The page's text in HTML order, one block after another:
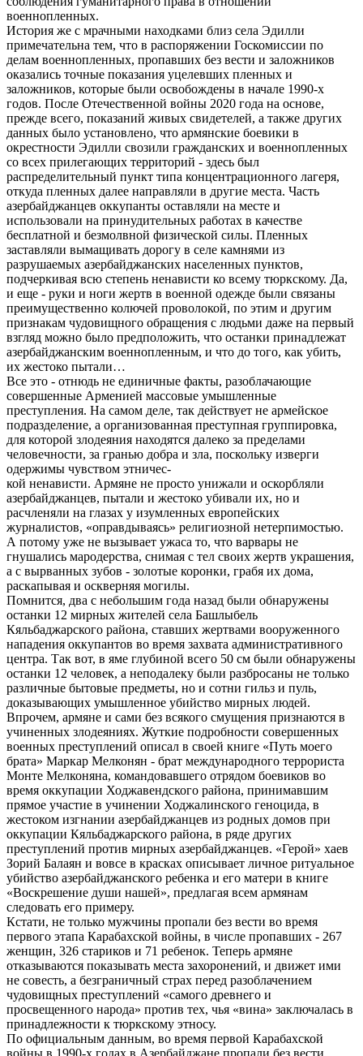
военнопленных.
История же с мрачными находками близ села Эдилли
примечательна тем, что в распоряжении Госкомиссии по
делам военнопленных, пропавших без вести и заложников
оказались точные показания уцелевших пленных и
заложников, которые были освобождены в начале 1990-х
годов. После Отечественной войны 2020 года на основе,
прежде всего, показаний живых свидетелей, а также других
данных было установлено, что армянские боевики в
окрестности Эдилли свозили гражданских и военнопленных
со всех прилегающих территорий - здесь был
распределительный пункт типа концентрационного лагеря,
откуда пленных далее направляли в другие места. Часть
азербайджанцев оккупанты оставляли на месте и
использовали на принудительных работах в качестве
бесплатной и безмолвной физической силы. Пленных
заставляли вымащивать дорогу в селе камнями из
разрушаемых азербайджанских населенных пунктов,
подчеркивая всю степень ненависти ко всему тюркскому. Да,
и еще - руки и ноги жертв в военной одежде были связаны
преимущественно колючей проволокой, по этим и другим
признакам чудовищного обращения с людьми даже на первый
взгляд можно было предположить, что останки принадлежат
азербайджанским военнопленным, и что до того, как убить,
их жестоко пытали…
Все это - отнюдь не единичные факты, разоблачающие
совершенные Арменией массовые умышленные
преступления. На самом деле, так действует не армейское
подразделение, а организованная преступная группировка,
для которой злодеяния находятся далеко за пределами
человечности, за гранью добра и зла, поскольку изверги
одержимы чувством этничес-
кой ненависти. Армяне не просто унижали и оскорбляли
азербайджанцев, пытали и жестоко убивали их, но и
расчленяли на глазах у изумленных европейских
журналистов, «оправдываясь» религиозной нетерпимостью.
А потому уже не вызывает ужаса то, что варвары не
гнушались мародерства, снимая с тел своих жертв украшения,
а с вырванных зубов - золотые коронки, грабя их дома,
раскапывая и оскверняя могилы.
Помнится, два с небольшим года назад были обнаружены
останки 12 мирных жителей села Башлыбель
Кяльбаджарского района, ставших жертвами вооруженного
нападения оккупантов во время захвата административного
центра. Так вот, в яме глубиной всего 50 см были обнаружены
останки 12 человек, а неподалеку были разбросаны не только
различные бытовые предметы, но и сотни гильз и пуль,
доказывающих умышленное убийство мирных людей.
Впрочем, армяне и сами без всякого смущения признаются в
учиненных злодеяниях. Жуткие подробности совершенных
военных преступлений описал в своей книге «Путь моего
брата» Маркар Мелконян - брат международного террориста
Монте Мелконяна, командовавшего отрядом боевиков во
время оккупации Ходжавендского района, принимавшим
прямое участие в учинении Ходжалинского геноцида, в
жестоком изгнании азербайджанцев из родных домов при
оккупации Кяльбаджарского района, в ряде других
преступлений против мирных азербайджанцев. «Герой» хаев
Зорий Балаян и вовсе в красках описывает личное ритуальное
убийство азербайджанского ребенка и его матери в книге
«Воскрешение души нашей», предлагая всем армянам
следовать его примеру.
Кстати, не только мужчины пропали без вести во время
первого этапа Карабахской войны, в числе пропавших - 267
женщин, 326 стариков и 71 ребенок. Теперь армяне
отказываются показывать места захоронений, и движет ими
не совесть, а безграничный страх перед разоблачением
чудовищных преступлений «самого древнего и
просвещенного народа» против тех, чья «вина» заключалась в
принадлежности к тюркскому этносу.
По официальным данным, во время первой Карабахской
войны в 1990-х годах в Азербайджане пропали без вести